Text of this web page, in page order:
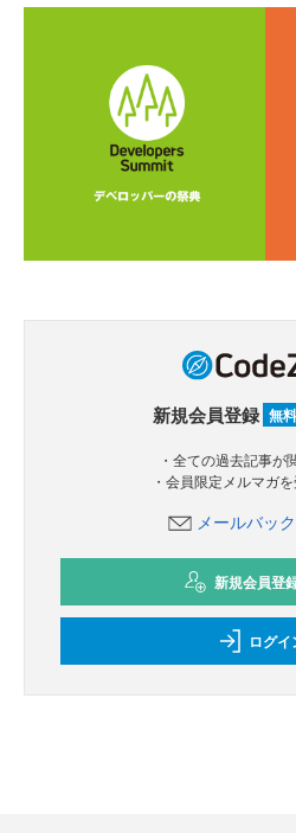
新規会員登録 無料
・全ての過去記事が
・会員限定メルマガ
メールバッ
新規会員登
ログイ